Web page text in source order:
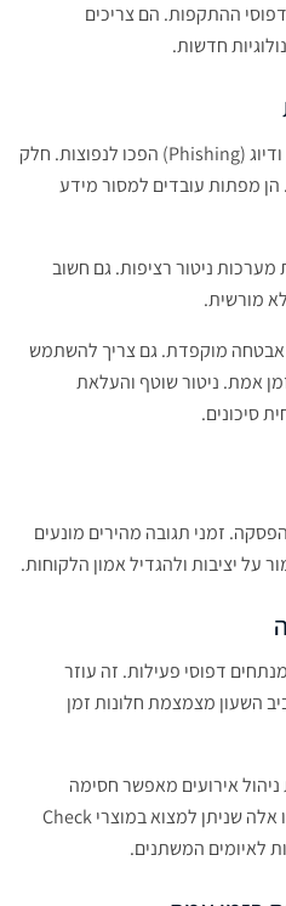
ההתקפות. הם צריכים
חדשות.
התקפות כופרות (Ransomware) ודיוג (Phishing) הפכו לנפוצות. חלק
מפתות עובדים למסור מידע
מערכות ניטור רציפות. גם חשוב
מורשית.
אבטחה מוקפדת. גם צריך להשתמש
אמת. ניטור שוטף והעלאת
סיכונים.
זמני תגובה מהירים מונעים
על יציבות ולהגדיל אמון הלקוחות.
דפוסי פעילות. זה עוזר
השעון מצמצמת חלונות זמן
ניהול אירועים מאפשר חסימה
מוקדמת. מערכות מודולריות, כמו אלה שניתן למצוא במוצרי Check